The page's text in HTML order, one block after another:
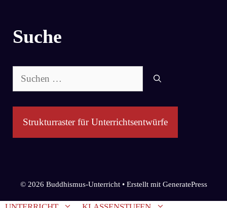
Suche
Suchen
nach:
Strukturraster für Unterrichtsentwürfe
© 2026 Buddhismus-Unterricht• Erstellt mit GeneratePress